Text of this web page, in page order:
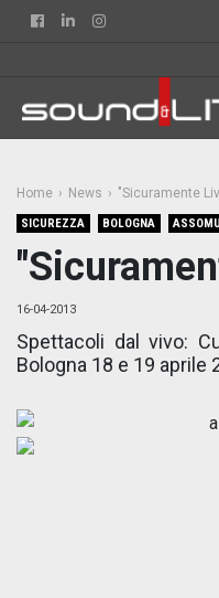
FacebookLinkedin
Home News "Sicuramente
SICUREZZA BOLOGNA
16-04-2013
Spettacoli dal vivo:
Bologna 18 e 19 aprile